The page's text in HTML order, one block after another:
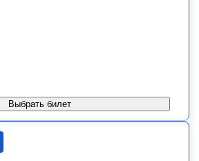
Выбрать билет